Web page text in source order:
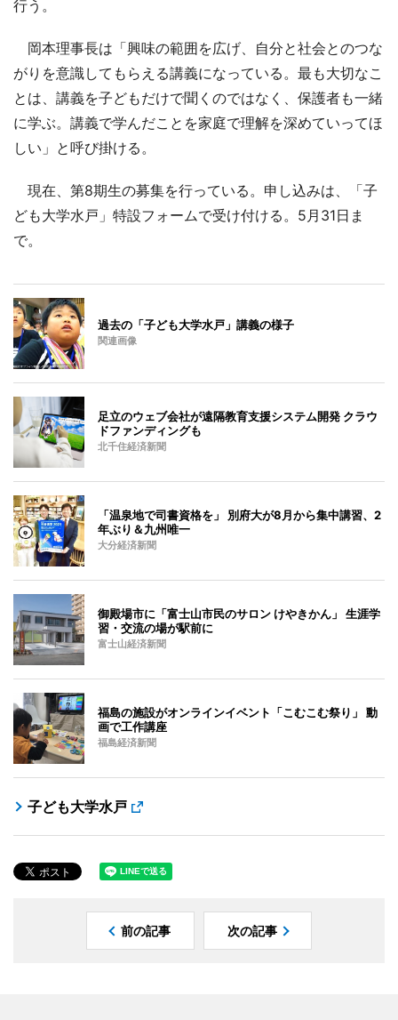
行う。
岡本理事長は「興味の範囲を広げ、自分と社会とのつな
がりを意識してもらえる講義になっている。最も大切なこ
とは、講義を子どもだけで聞くのではなく、保護者も一緒
に学ぶ。講義で学んだことを家庭で理解を深めていってほ
しい」と呼び掛ける。
現在、第8期生の募集を行っている。申し込みは、「子
ども大学水戸」特設フォームで受け付ける。5月31日ま
で。
過去の「子ども大学水戸」講義の様子
関連画像
足立のウェブ会社が遠隔教育支援システム開発 クラウ
ドファンディングも
北千住経済新聞
「温泉地で司書資格を」 別府大が8月から集中講習、2
年ぶり＆九州唯一
大分経済新聞
御殿場市に「富士山市民のサロン けやきかん」 生涯学
習・交流の場が駅前に
富士山経済新聞
福島の施設がオンラインイベント「こむこむ祭り」 動
画で工作講座
福島経済新聞
子ども大学水戸
前の記事 次の記事